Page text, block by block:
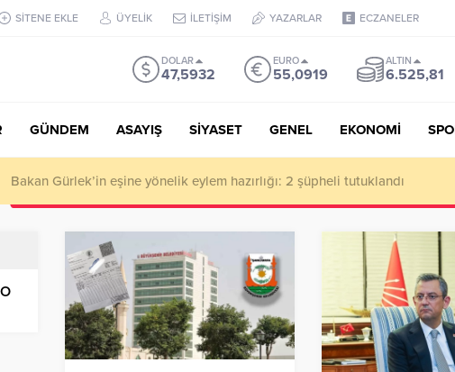
SİTENE EKLE ÜYELİK İLETİŞİM YAZARLAR ECZANELER
DOLAR
47,5932
EURO
55,0919
ALTIN
6.525,81
GÜNDEM ASAYIŞ SİYASET GENEL EKONOMİ
Ahbap Derneği’nde milyonluk vurgun iddiası: Haluk Levent ve Ekibine